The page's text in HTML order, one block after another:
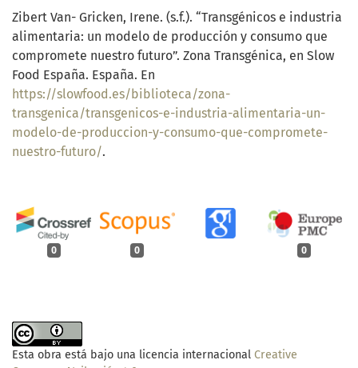
0 0 0
Zibert Van- Gricken, Irene. (s.f.). “Transgénicos e industria
alimentaria: un modelo de producción y consumo que
compromete nuestro futuro”. Zona Transgénica, en Slow
Food España. España. En
https://slowfood.es/biblioteca/zona-
transgenica/transgenicos-e-industria-alimentaria-un-
modelo-de-produccion-y-consumo-que-compromete-
nuestro-futuro/.
Esta obra está bajo una licencia internacional Creative